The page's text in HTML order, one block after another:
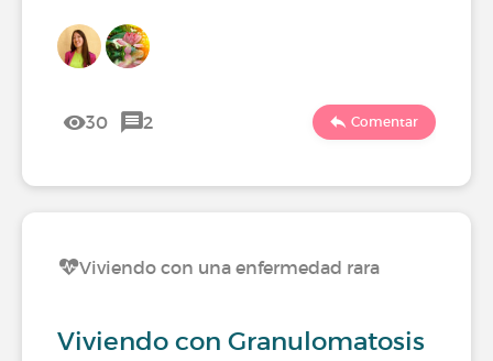
30 2 Comentar
Viviendo con una enfermedad rara
Viviendo con Granulomatosis